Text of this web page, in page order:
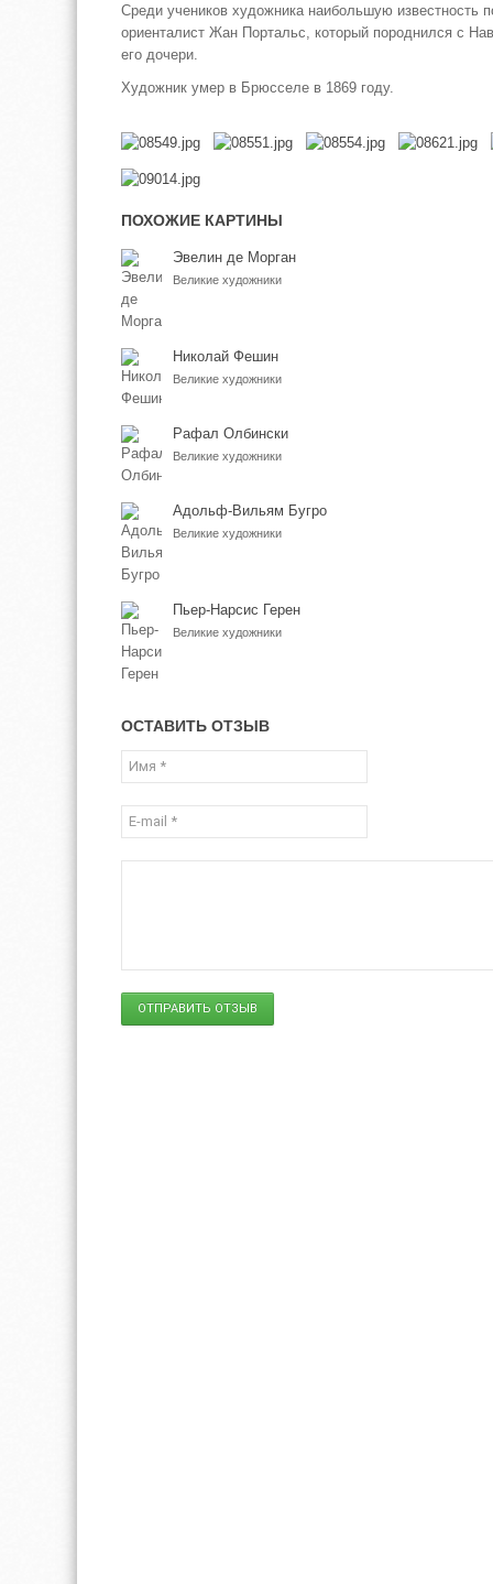
Среди учеников художника наибольшую известность
ориенталист Жан Портальс, который породнился с
его дочери.
Художник умер в Брюсселе в 1869 году.
ПОХОЖИЕ КАРТИНЫ
Эвелин де Морган
Великие художники
Николай Фешин
Великие художники
Рафал Олбински
Великие художники
Адольф-Вильям Бугро
Великие художники
Пьер-Нарсис Герен
Великие художники
ОСТАВИТЬ ОТЗЫВ
ОТПРАВИТЬ ОТЗЫВ